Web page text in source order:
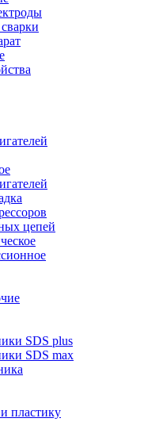
цепей
SDS plus
SDS max
пластику